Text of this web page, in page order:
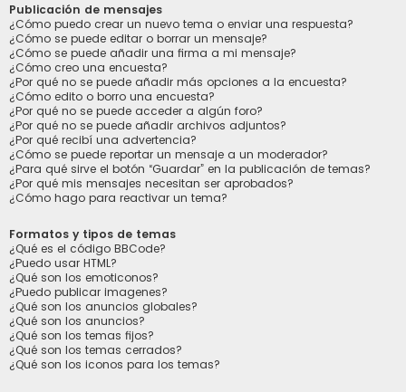
Publicación de mensajes
¿Cómo puedo crear un nuevo tema o enviar una respuesta?
¿Cómo se puede editar o borrar un mensaje?
¿Cómo se puede añadir una firma a mi mensaje?
¿Cómo creo una encuesta?
¿Por qué no se puede añadir más opciones a la encuesta?
¿Cómo edito o borro una encuesta?
¿Por qué no se puede acceder a algún foro?
¿Por qué no se puede añadir archivos adjuntos?
¿Por qué recibí una advertencia?
¿Cómo se puede reportar un mensaje a un moderador?
¿Para qué sirve el botón “Guardar” en la publicación de temas?
¿Por qué mis mensajes necesitan ser aprobados?
¿Cómo hago para reactivar un tema?
Formatos y tipos de temas
¿Qué es el código BBCode?
¿Puedo usar HTML?
¿Qué son los emoticonos?
¿Puedo publicar imagenes?
¿Qué son los anuncios globales?
¿Qué son los anuncios?
¿Qué son los temas fijos?
¿Qué son los temas cerrados?
¿Qué son los iconos para los temas?